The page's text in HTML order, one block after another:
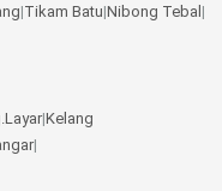
|Tikam Batu|Nibong Tebal|
|Kelang
|